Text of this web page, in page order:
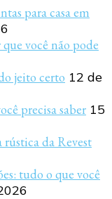
para casa em
você não pode
jeito certo 12 de
precisa saber 15
da Revest
tudo o que você